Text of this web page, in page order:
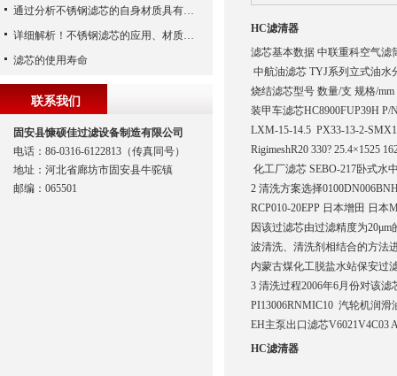
HC滤清器
滤芯基本数据 中联重科空气滤
中航油滤芯 TYJ系列立式油水
烧结滤芯型号 数量/支 规格/mm
装甲车滤芯HC8900FUP39H
LXM-15-14.5 PX33-13-2-
RigimeshR20 330? 25.4×1525
化工厂滤芯 SEBO-217卧式水
2 清洗方案选择
RCP010-20EPP 日本增田 日本
因该过滤芯由过滤精度为
波清洗、清洗剂相结合的方法
内蒙古煤化工脱盐水站保安过
3 清洗过程2006年6月份对该滤
PI13006RNMIC10 汽轮机润
EH主泵出口滤芯V6021V4C03
HC滤清器
通过分析不锈钢滤芯的自身材质具有哪些优点？
详细解析！不锈钢滤芯的应用、材质以及使用特点
滤芯的使用寿命
联系我们
固安县慷硕佳过滤设备制造有限公司
电话：86-0316-6122813（传真同号）
地址：河北省廊坊市固安县牛驼镇
邮编：065501